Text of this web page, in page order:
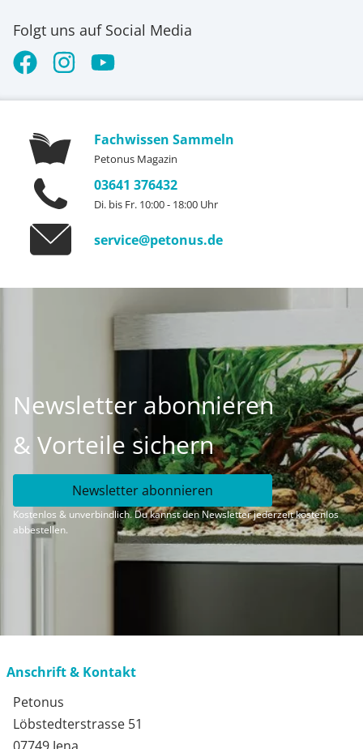
Folgt uns auf Social Media
Fachwissen Sammeln
Petonus Magazin
03641 376432
Di. bis Fr. 10:00 - 18:00 Uhr
service@petonus.de
Newsletter abonnieren
& Vorteile sichern
Newsletter abonnieren
Kostenlos & unverbindlich. Du kannst den Newsletter jederzeit kostenlos
abbestellen.
Anschrift & Kontakt
Petonus
Löbstedterstrasse 51